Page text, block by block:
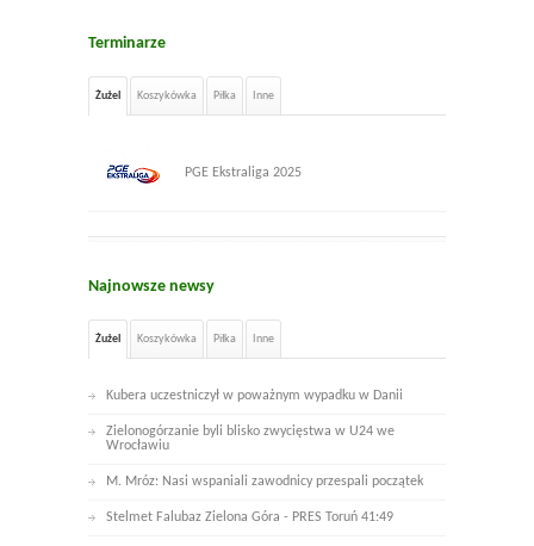
Terminarze
Żużel Koszykówka Piłka Inne
PGE Ekstraliga 2025
Najnowsze newsy
Żużel Koszykówka Piłka Inne
Kubera uczestniczył w poważnym wypadku w Danii
Zielonogórzanie byli blisko zwycięstwa w U24 we
Wrocławiu
M. Mróz: Nasi wspaniali zawodnicy przespali początek
Stelmet Falubaz Zielona Góra - PRES Toruń 41:49